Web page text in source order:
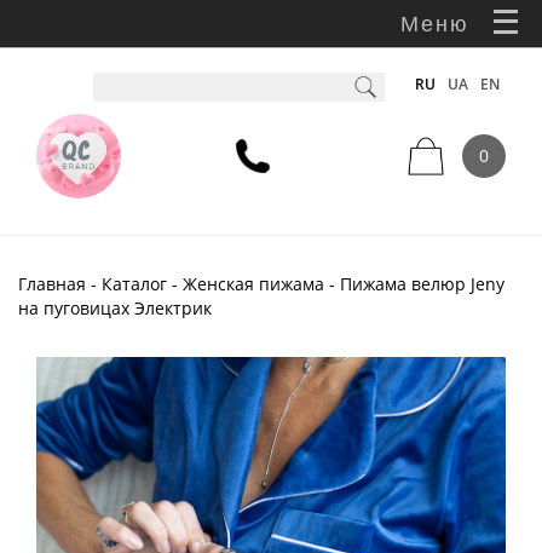
Меню
RU UA EN
0
Главная - Каталог - Женская пижама - Пижама велюр Jeny
на пуговицах Электрик